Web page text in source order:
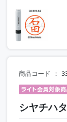
商品コード
シヤチハ